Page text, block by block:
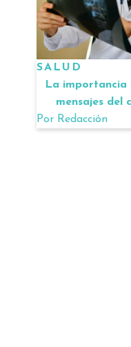
SALUD
La importancia
mensajes del
Por Redacción